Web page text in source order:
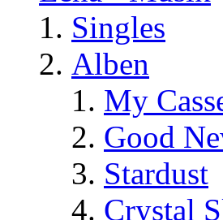
Singles
Alben
My
Good
Stardust
Crystal